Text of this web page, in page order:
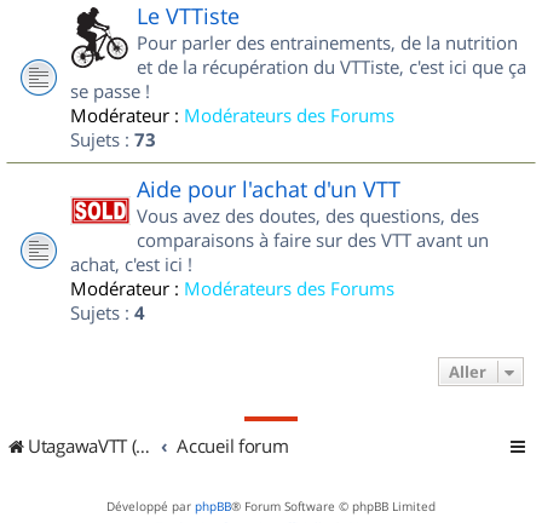
Le VTTiste
Pour parler des entrainements, de la nutrition
et de la récupération du VTTiste, c'est ici que ça
se passe !
Modérateur : Modérateurs des Forums
Sujets : 73
Aide pour l'achat d'un VTT
Vous avez des doutes, des questions, des
comparaisons à faire sur des VTT avant un
achat, c'est ici !
Modérateur : Modérateurs des Forums
Sujets : 4
Aller
UtagawaVTT (Randos VTT et VTTAE avec traces GPS) Accueil forum
Développé par phpBB® Forum Software © phpBB Limited